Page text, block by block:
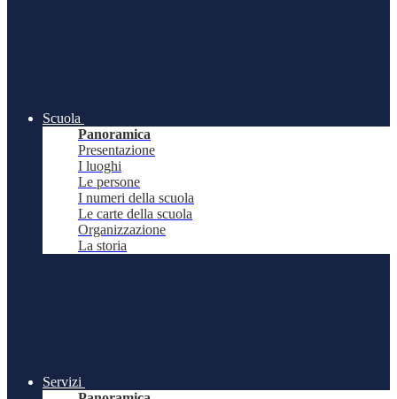
Scuola
Panoramica
Presentazione
I luoghi
Le persone
I numeri della scuola
Le carte della scuola
Organizzazione
La storia
Servizi